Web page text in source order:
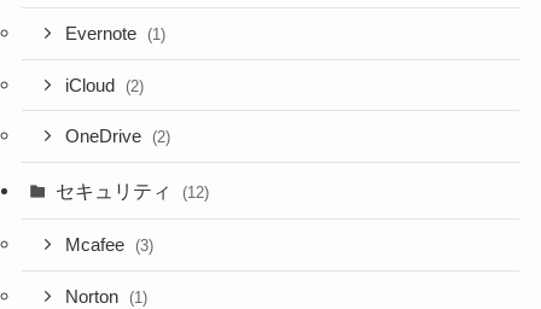
Evernote (1)
iCloud (2)
OneDrive (2)
セキュリティ (12)
Mcafee (3)
Norton (1)